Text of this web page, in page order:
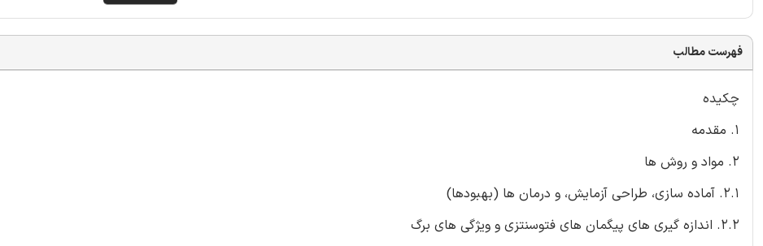
فهرست مطالب
چکیده
1. مقدمه
2. مواد و روش ها
2.1. آماده سازی، طراحی آزمایش، و درمان ها (بهبودها)
2.2. اندازه گیری های پیگمان های فتوسنتزی و ویژگی های برگ